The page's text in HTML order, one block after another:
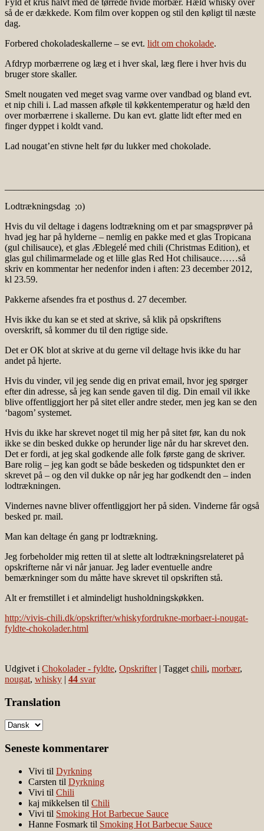
Fyld et krus halvt med de tørrede hvide morbær. Hæld whisky over
så de er dækkede. Kom film over koppen og stil den køligt til næste
dag.
Forbered chokoladeskallerne – se evt. lidt om chokolade.
Afdryp morbærrene og læg et i hver skal, læg flere i hver hvis du
bruger store skaller.
Smelt nougaten ved meget svag varme over vandbad og bland evt.
et nip chili i. Lad massen afkøle til køkkentemperatur og hæld den
over morbærrene i skallerne. Du kan evt. glatte lidt efter med en
finger dyppet i koldt vand.
Lad nougat’en stivne helt før du lukker med chokolade.
Lodtrækningsdag ;o)
Hvis du vil deltage i dagens lodtrækning om et par smagsprøver på
hvad jeg har på hylderne – nemlig en pakke med et glas Tropicana
(gul chilisauce), et glas Æblegelé med chili (Christmas Edition), et
glas gul chilimarmelade og et lille glas Red Hot chilisauce……så
skriv en kommentar her nedenfor inden i aften: 23 december 2012,
kl 23.59.
Pakkerne afsendes fra et posthus d. 27 december.
Hvis ikke du kan se et sted at skrive, så klik på opskriftens
overskrift, så kommer du til den rigtige side.
Det er OK blot at skrive at du gerne vil deltage hvis ikke du har
andet på hjerte.
Hvis du vinder, vil jeg sende dig en privat email, hvor jeg spørger
efter din adresse, så jeg kan sende gaven til dig. Din email vil ikke
blive offentliggjort her på sitet eller andre steder, men jeg kan se den
‘bagom’ systemet.
Hvis du ikke har skrevet noget til mig her på sitet før, kan du nok
ikke se din besked dukke op herunder lige når du har skrevet den.
Det er fordi, at jeg skal godkende alle folk første gang de skriver.
Bare rolig – jeg kan godt se både beskeden og tidspunktet den er
skrevet på – og den vil dukke op når jeg har godkendt den – inden
lodtrækningen.
Vindernes navne bliver offentliggjort her på siden. Vinderne får også
besked pr. mail.
Man kan deltage én gang pr lodtrækning.
Jeg forbeholder mig retten til at slette alt lodtrækningsrelateret på
opskrifterne når vi når januar. Jeg lader eventuelle andre
bemærkninger som du måtte have skrevet til opskriften stå.
Alt er fremstillet i et almindeligt husholdningskøkken.
http://vivis-chili.dk/opskrifter/whiskyfordrukne-morbaer-i-nougat-
fyldte-chokolader.html
Udgivet i Chokolader - fyldte, Opskrifter | Tagget chili, morbær,
nougat, whisky | 44 svar
Translation
Seneste kommentarer
Vivi til Dyrkning
Carsten til Dyrkning
Vivi til Chili
kaj mikkelsen til Chili
Vivi til Smoking Hot Barbecue Sauce
Hanne Fosmark til Smoking Hot Barbecue Sauce